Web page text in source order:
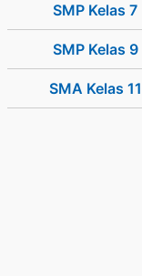
SMP Kelas 7
SMP Kelas 9
SMA Kelas 11